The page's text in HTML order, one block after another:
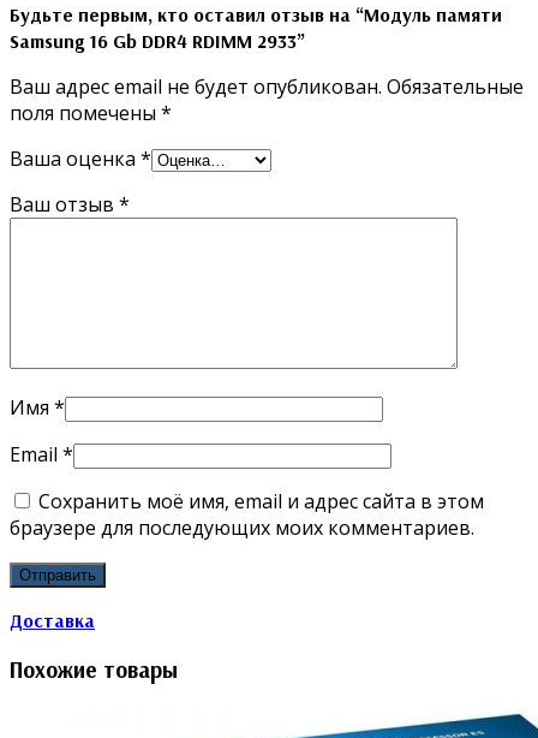
Будьте первым, кто оставил отзыв на “Модуль памяти
Samsung 16 Gb DDR4 RDIMM 2933”
Ваш адрес email не будет опубликован. Обязательные
поля помечены *
Ваша оценка *
Ваш отзыв *
Имя *
Email *
Сохранить моё имя, email и адрес сайта в этом
браузере для последующих моих комментариев.
Доставка
Похожие товары